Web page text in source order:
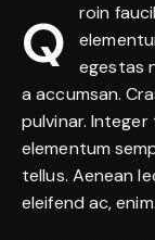
Q
roin
egestas
a accumsan.
pulvinar.
elementum
tellus. Aenean
eleifend ac, enim.